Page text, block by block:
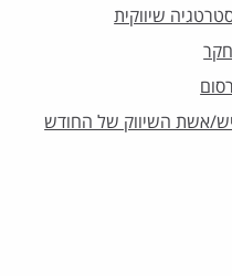
שיווקית
אשת השיווק של החודש